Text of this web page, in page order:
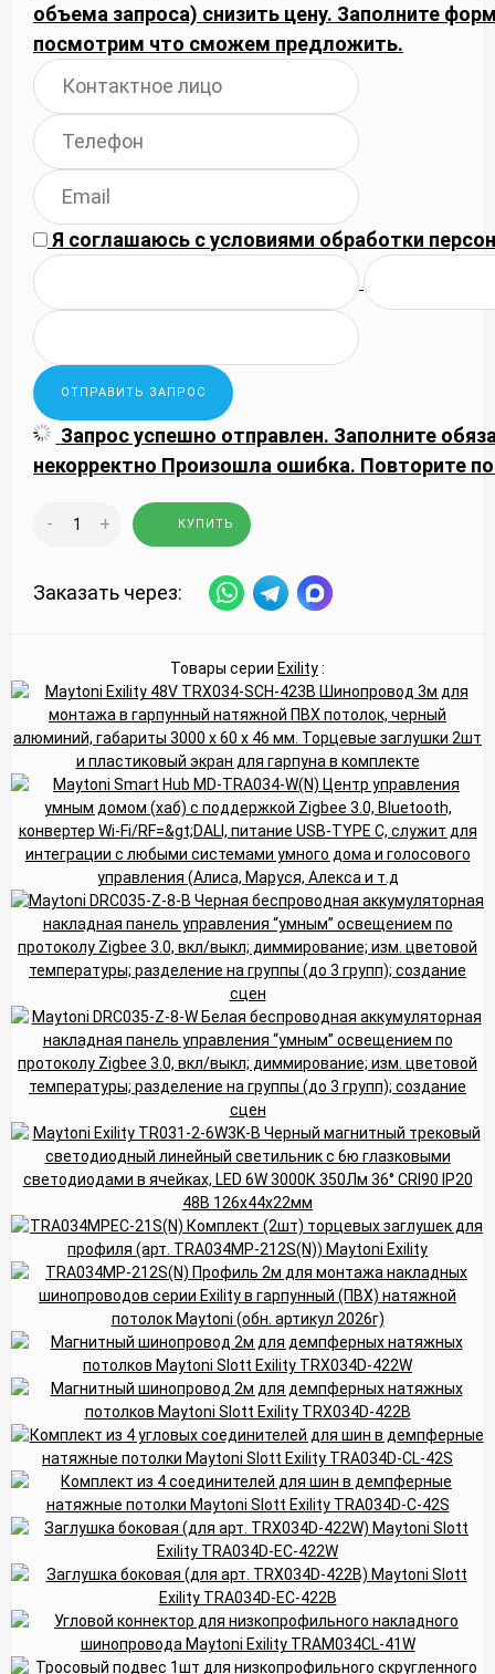
объема запроса) снизить цену. Заполните
посмотрим что сможем предложить.
Я соглашаюсь сусловиями обработки
Запрос успешно отправлен. Заполните
некорректно Произошла ошибка. Повторите
- + КУПИТЬ
Заказать через:
Товары серии Exility: